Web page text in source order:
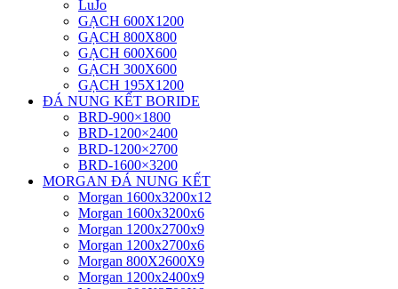
LuJo
GẠCH 600X1200
GẠCH 800X800
GẠCH 600X600
GẠCH 300X600
GẠCH 195X1200
ĐÁ NUNG KẾT BORIDE
BRD-900×1800
BRD-1200×2400
BRD-1200×2700
BRD-1600×3200
MORGAN ĐÁ NUNG KẾT
Morgan 1600x3200x12
Morgan 1600x3200x6
Morgan 1200x2700x9
Morgan 1200x2700x6
Morgan 800X2600X9
Morgan 1200x2400x9